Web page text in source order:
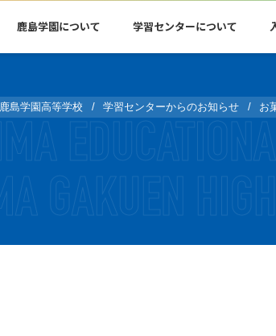
鹿島学園について 学習センターについて
鹿島学園高等学校 学習センターからのお知らせ お